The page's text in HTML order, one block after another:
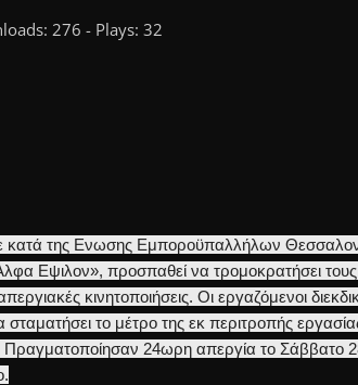
276 - Plays: 32
της Ενωσης Εμποροϋπαλλήλων
Εψιλον», προσπαθεί να τρομοκρατήσει τους
κινητοποιήσεις. Οι εργαζόμενοι
σταματήσει το μέτρο της εκ περιτροπής
24ωρη απεργία το Σάββατο